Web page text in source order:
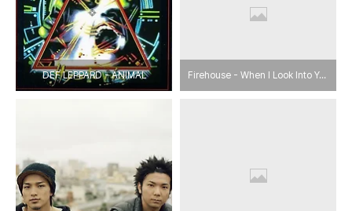
DEF LEPPARD - ANIMAL Firehouse - When I Look Into Your Eyes